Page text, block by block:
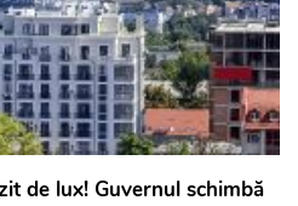
de lux! Guvernul schimbă